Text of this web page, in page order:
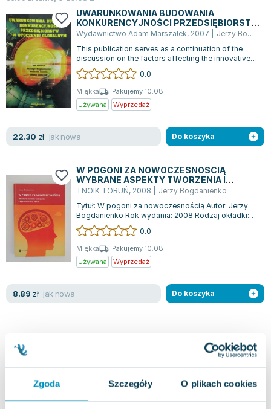
Zgoda Szczegóły O plikach cookies
Joseph Murphy
Jan Sztaudynger
Aleksander Puszkin
Oscar Wilde
Małgorzata Ohme
Maddie Ziegler
Leszek Czarnecki
Maria Seweryn
Anna Prus (oprac.)
Nela Mała Reporterka
Agnieszka Maciąg
Barbara Wrzesińska
Terry Pratchett
Virginia Woolf
Ajahn Brahm
UWARUNKOWANIA BUDOWANIA
KONKURENCYJNOŚCI PRZEDSIĘBIORSTW
W OTOCZENIU GLOBALNYM
Wydawnictwo Adam Marszałek, 2007
Jerzy Bogdanienko
This publication serves as a continuation of the
discussion on the factors affecting the innovative
activities and competitiveness...
0.0
Miękka
Pakujemy 10.08
Używana
Wyprzedaż
22.30 zł jak nowa Do koszyka
W POGONI ZA NOWOCZESNOŚCIĄ
WYBRANE ASPEKTY TWORZENIA I
WPROWADZANIA ZMIAN
TNOIK TORUŃ, 2008
Jerzy Bogdanienko
Tytuł: W pogoni za nowoczesnością Autor: Jerzy
Bogdanienko Rok wydania: 2008 Rodzaj okładki:
Miękka Książka "W pogoni za nowoczesn...
0.0
Miękka
Pakujemy 10.08
Używana
Wyprzedaż
8.89 zł jak nowa Do koszyka